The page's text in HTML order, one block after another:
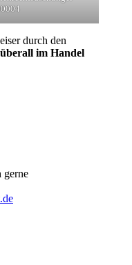
durch den
im Handel
gerne